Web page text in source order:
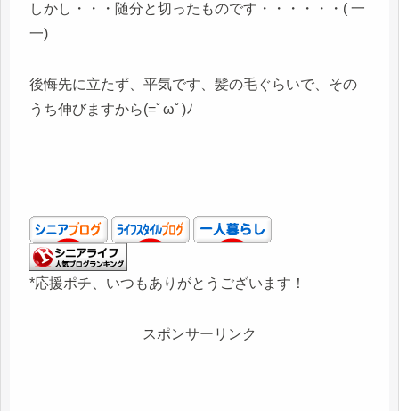
しかし・・・随分と切ったものです・・・・・・( 一
一)
後悔先に立たず、平気です、髪の毛ぐらいで、その
うち伸びますから(=ﾟωﾟ)ﾉ
*応援ポチ、いつもありがとうございます！
スポンサーリンク